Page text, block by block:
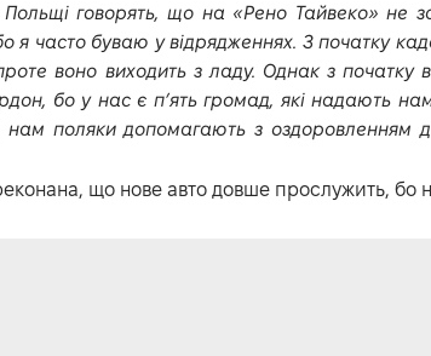
Польщі говорять, що на «Рено Тайвеко» не
я часто буваю у відрядженнях. З початку
воно виходить з ладу. Однак з початку
бо у нас є п’ять громад, які надають
нам поляки допомагають з оздоровленням
що нове авто довше прослужить, бо